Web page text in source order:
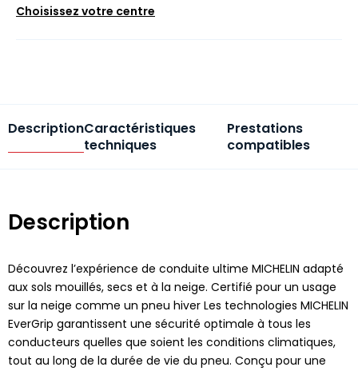
Choisissez votre centre
DescriptionCaractéristiques
techniques
Prestations
compatibles
Description
Découvrez l’expérience de conduite ultime MICHELIN adapté
aux sols mouillés, secs et à la neige. Certifié pour un usage
sur la neige comme un pneu hiver Les technologies MICHELIN
EverGrip garantissent une sécurité optimale à tous les
conducteurs quelles que soient les conditions climatiques,
tout au long de la durée de vie du pneu. Conçu pour une